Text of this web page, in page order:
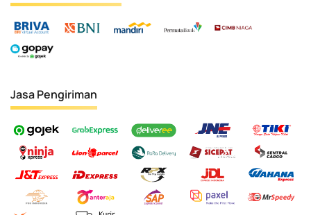
Jasa Pengiriman